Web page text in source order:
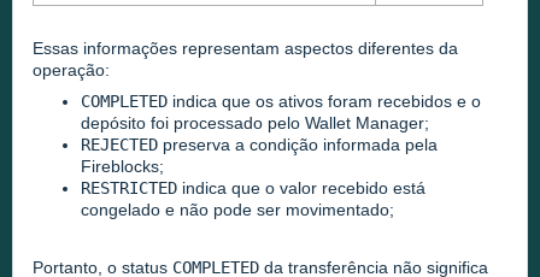
Essas informações representam aspectos diferentes da
operação:
COMPLETED indica que os ativos foram recebidos e o
depósito foi processado pelo Wallet Manager;
REJECTED preserva a condição informada pela
Fireblocks;
RESTRICTED indica que o valor recebido está
congelado e não pode ser movimentado;
Portanto, o status COMPLETED da transferência não significa